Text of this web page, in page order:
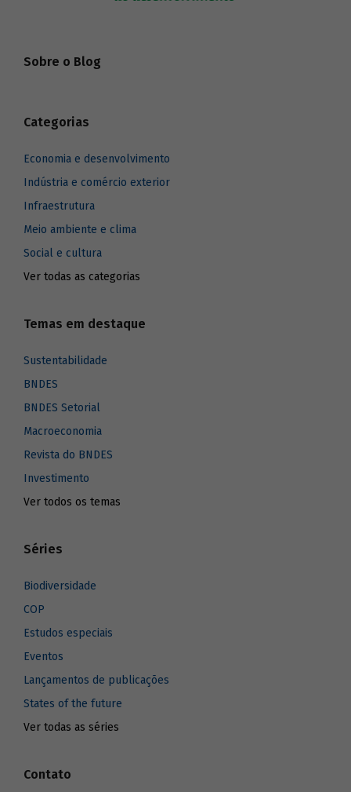
Sobre o Blog
Categorias
Economia e desenvolvimento
Indústria e comércio exterior
Infraestrutura
Meio ambiente e clima
Social e cultura
Ver todas as categorias
Temas em destaque
Sustentabilidade
BNDES
BNDES Setorial
Macroeconomia
Revista do BNDES
Investimento
Ver todos os temas
Séries
Biodiversidade
COP
Estudos especiais
Eventos
Lançamentos de publicações
States of the future
Ver todas as séries
Contato